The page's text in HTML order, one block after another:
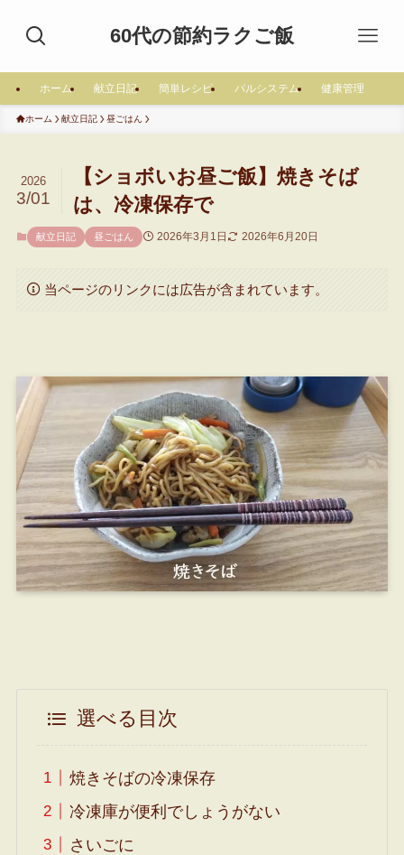
60代の節約ラクご飯
ホーム 献立日記 簡単レシピ パルシステム 健康管理
ホーム 献立日記 昼ごはん
【ショボいお昼ご飯】焼きそば
は、冷凍保存で
2026
3/01
献立日記 昼ごはん 2026年3月1日 2026年6月20日
当ページのリンクには広告が含まれています。
選べる目次
焼きそばの冷凍保存
冷凍庫が便利でしょうがない
さいごに